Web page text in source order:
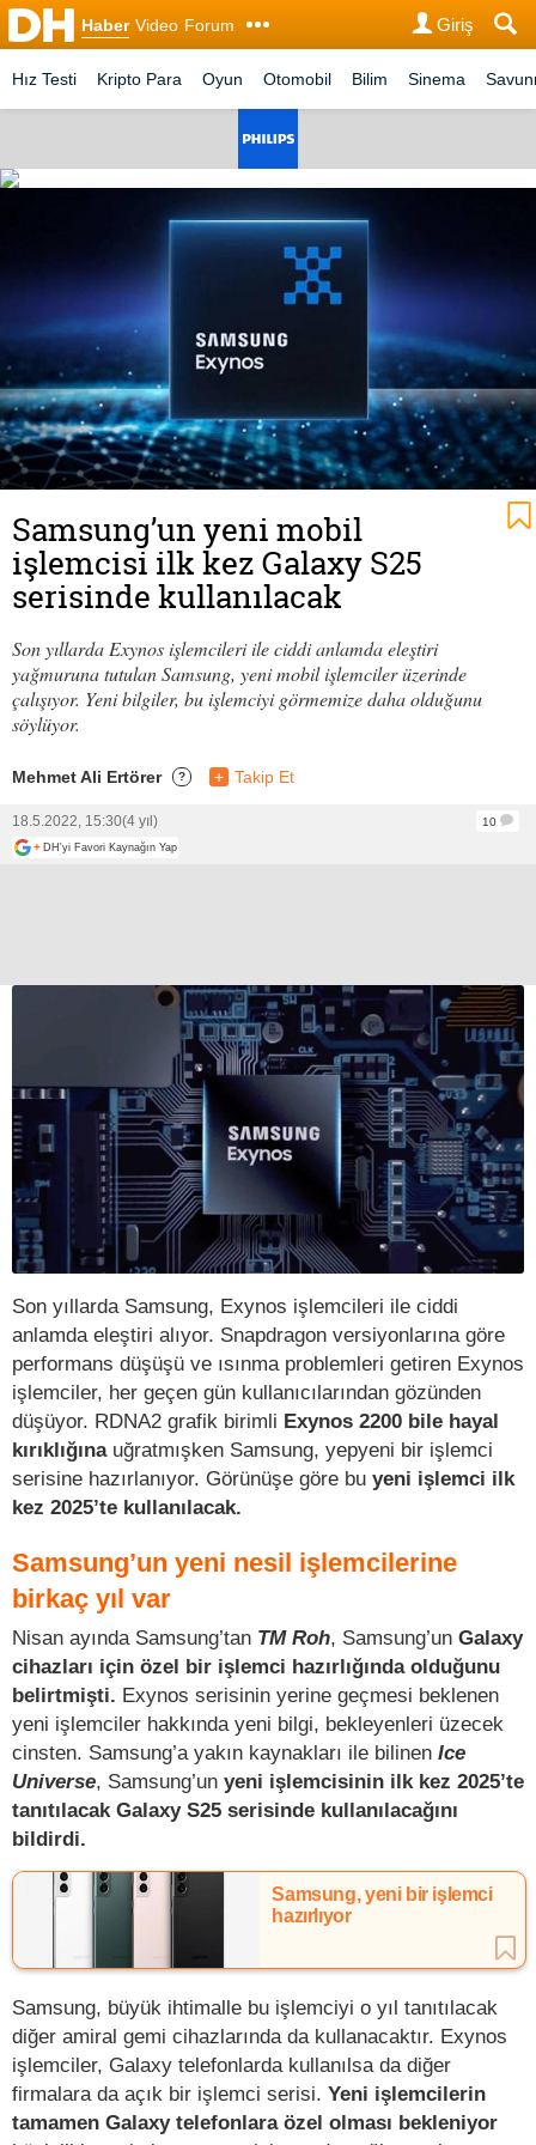
Haber Video Forum Giriş
Hız Testi Kripto Para Oyun Otomobil Bilim Sinema
Samsung’un yeni mobil
işlemcisi ilk kez Galaxy S25
serisinde kullanılacak
Son yıllarda Exynos işlemcileri ile ciddi anlamda eleştiri
yağmuruna tutulan Samsung, yeni mobil işlemciler üzerinde
çalışıyor. Yeni bilgiler, bu işlemciyi görmemize daha olduğunu
söylüyor.
Mehmet Ali Ertörer ? + Takip Et
18.5.2022, 15:30(4 yıl)
10
+ DH'yi Favori Kaynağın Yap
Son yıllarda Samsung, Exynos işlemcileri ile ciddi
anlamda eleştiri alıyor. Snapdragon versiyonlarına göre
performans düşüşü ve ısınma problemleri getiren Exynos
işlemciler, her geçen gün kullanıcılarından gözünden
düşüyor. RDNA2 grafik birimli Exynos 2200 bile hayal
kırıklığınauğratmışken Samsung, yepyeni bir işlemci
serisine hazırlanıyor. Görünüşe göre bu yeni işlemci ilk
kez 2025’te kullanılacak.
Samsung’un yeni nesil işlemcilerine
birkaç yıl var
Nisan ayında Samsung’tan TM Roh, Samsung’un Galaxy
cihazları için özel bir işlemci hazırlığında olduğunu
belirtmişti. Exynos serisinin yerine geçmesi beklenen
yeni işlemciler hakkında yeni bilgi, bekleyenleri üzecek
cinsten. Samsung’a yakın kaynakları ile bilinen Ice
Universe, Samsung’un yeni işlemcisinin ilk kez 2025’te
tanıtılacak Galaxy S25 serisinde kullanılacağını
bildirdi.
Samsung, yeni bir işlemci
hazırlıyor
Samsung, büyük ihtimalle bu işlemciyi o yıl tanıtılacak
diğer amiral gemi cihazlarında da kullanacaktır. Exynos
işlemciler, Galaxy telefonlarda kullanılsa da diğer
firmalara da açık bir işlemci serisi. Yeni işlemcilerin
tamamen Galaxy telefonlara özel olması bekleniyor